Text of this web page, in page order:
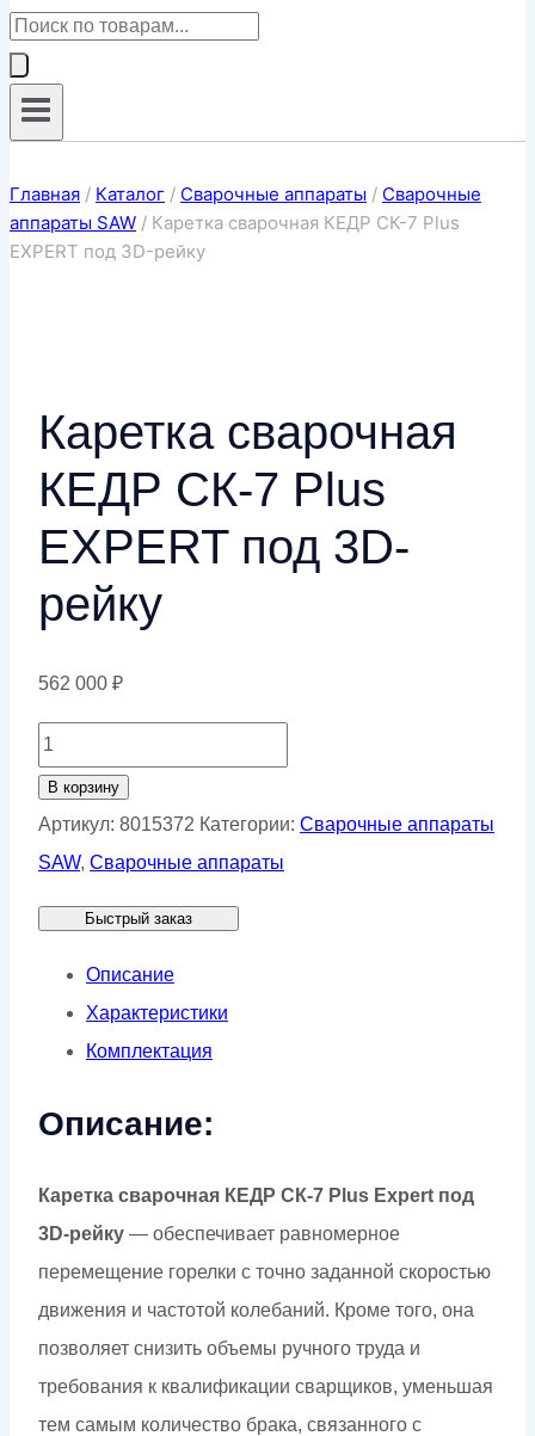
Поиск
товаров
Главная / Каталог / Сварочные аппараты / Сварочные
аппараты SAW / Каретка сварочная КЕДР СК-7 Plus
EXPERT под 3D-рейку
Каретка сварочная
КЕДР СК-7 Plus
EXPERT под 3D-
рейку
562 000 ₽
Количество
товара
Каретка
сварочная
СК-7
Plus
EXPERT
под
рейку
В корзину
Артикул: 8015372 Категории: Сварочные аппараты
SAW, Сварочные аппараты
Быстрый заказ
Описание
Характеристики
Комплектация
Описание:
Каретка сварочная КЕДР СК-7 Plus Expert под
3D-рейку — обеспечивает равномерное
перемещение горелки с точно заданной скоростью
движения и частотой колебаний. Кроме того, она
позволяет снизить объемы ручного труда и
требования к квалификации сварщиков, уменьшая
тем самым количество брака, связанного с